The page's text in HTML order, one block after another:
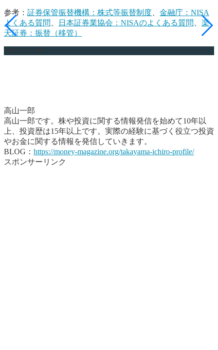
参考： 証券保管振替機構：株式等振替制度
金融庁：NISA
よくある質問
日本証券業協会：NISAのよくある質問
楽
天証券：振替（移管）
高山一郎
高山一郎です。株や投資に関する情報発信を始めて10年以
上、投資歴は15年以上です。実際の経験に基づく役立つ投資
やお金に関する情報を発信していきます。
BLOG： https://money-magazine.org/takayama-ichiro-profile/
スポンサーリンク